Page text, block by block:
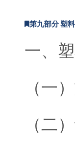
第九部分 塑
一、
（一
（二